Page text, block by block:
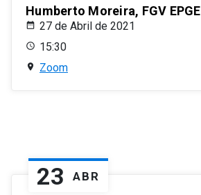
Humberto Moreira, FGV EPGE
27 de Abril de 2021
15:30
Zoom
23 ABR